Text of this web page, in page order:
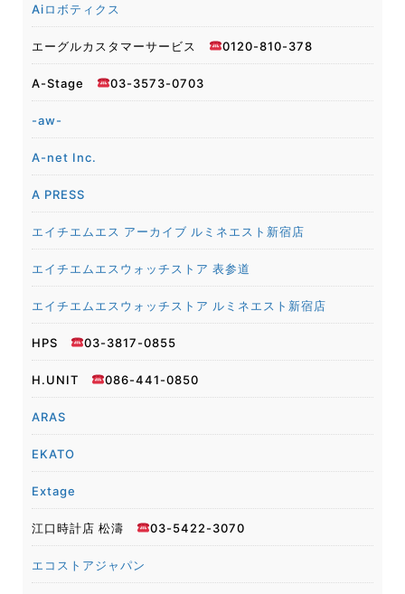
Aiロボティクス
エーグルカスタマーサービス 0120-810-378
A-Stage 03-3573-0703
-aw-
A-net Inc.
A PRESS
エイチエムエス アーカイブ ルミネエスト新宿店
エイチエムエスウォッチストア 表参道
エイチエムエスウォッチストア ルミネエスト新宿店
HPS 03-3817-0855
H.UNIT 086-441-0850
ARAS
EKATO
Extage
江口時計店 松濤 03-5422-3070
エコストアジャパン